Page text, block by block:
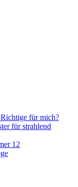
für mich?
für strahlend
12